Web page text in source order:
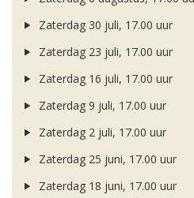
Zaterdag 30 juli, 17.00 uur
Zaterdag 23 juli, 17.00 uur
Zaterdag 16 juli, 17.00 uur
Zaterdag 9 juli, 17.00 uur
Zaterdag 2 juli, 17.00 uur
Zaterdag 25 juni, 17.00 uur
Zaterdag 18 juni, 17.00 uur